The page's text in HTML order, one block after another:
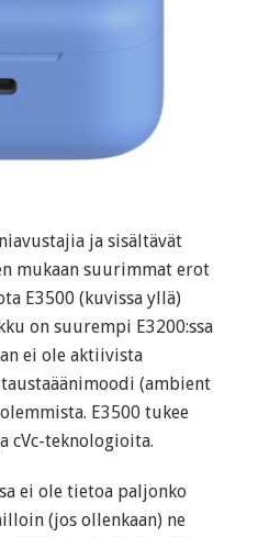
ja sisältävät
mukaan suurimmat erot
E3500 (kuvissa yllä)
on suurempi E3200:ssa
ei ole aktiivista
(ambient
E3500 tukee
cVc-teknologioita.
ei ole tietoa paljonko
(jos ollenkaan) ne